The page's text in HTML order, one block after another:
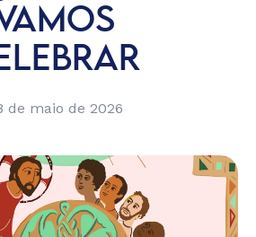
de maio de 2026